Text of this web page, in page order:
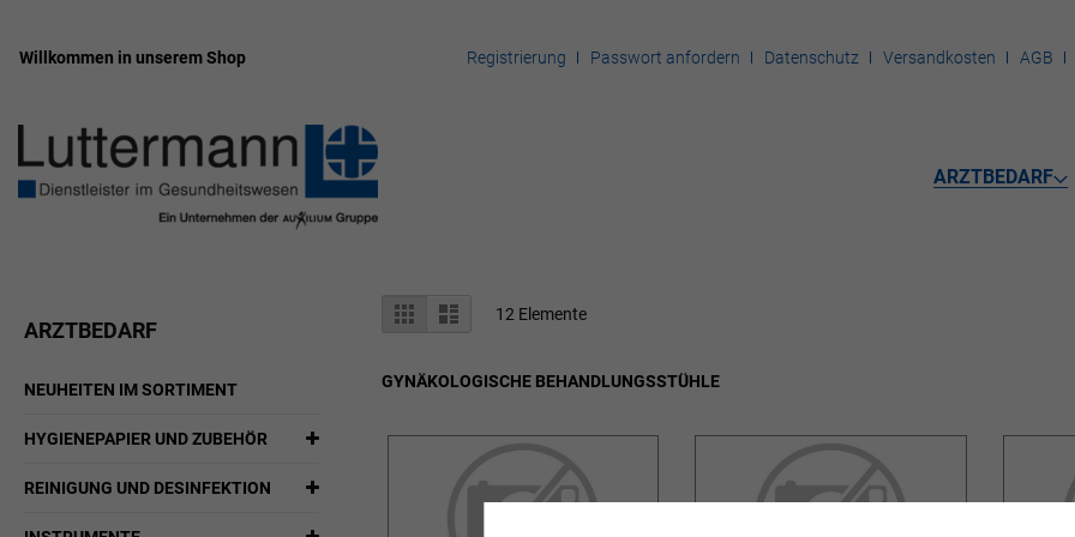
Zum
Willkommen in unserem Shop Registrierung Passwort anfordern Datenschutz Versandkosten AGB
ARZTBEDARF
Anzeigen
als
Liste Liste 12 Elemente
GYNÄKOLOGISCHE BEHANDLUNGSSTÜHLE
ARZTBEDARF
NEUHEITEN IM SORTIMENT
HYGIENEPAPIER UND ZUBEHÖR
REINIGUNG UND DESINFEKTION